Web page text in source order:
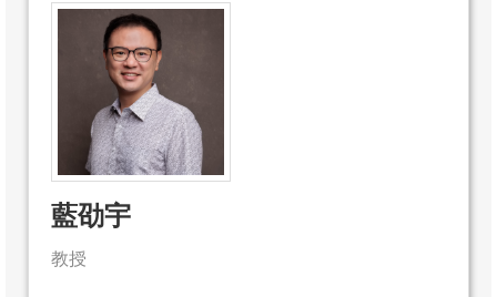
藍劭宇
教授